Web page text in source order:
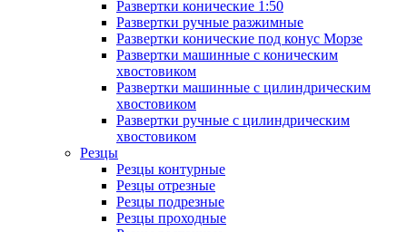
Развертки конические 1:50
Развертки ручные разжимные
Развертки конические под конус Морзе
Развертки машинные с коническим
хвостовиком
Развертки машинные с цилиндрическим
хвостовиком
Развертки ручные с цилиндрическим
хвостовиком
Резцы
Резцы контурные
Резцы отрезные
Резцы подрезные
Резцы проходные